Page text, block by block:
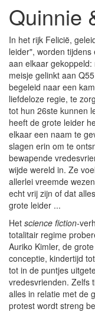
Quinnie
In het rijk Felicië,
leider", worden
aan elkaar
meisje gelinkt aan
begeleid naar een
liefdeloze regie, te
tot hun 26ste kunnen
heeft de grote leider
elkaar een naam te
slagen erin om te
bewapende
wijde wereld in. Ze
allerlei vreemde
echt vrij zijn of dat
grote leider ...
Het science fiction-
totalitair regime
Auriko Kimler, de
conceptie, kindertijd
tot in de puntjes
vredesvrienden. Zelfs
alles in relatie met de
protest wordt streng